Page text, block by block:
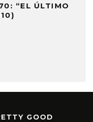
“EL ÚLTIMO
GOOD